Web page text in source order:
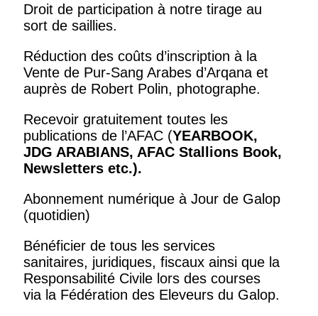
Droit de participation à notre tirage au
sort de saillies.
Réduction des coûts d’inscription à la
Vente de Pur-Sang Arabes d’Arqana et
auprès de Robert Polin, photographe.
Recevoir gratuitement toutes les
publications de l’AFAC (YEARBOOK,
JDG ARABIANS, AFAC Stallions Book,
Newsletters etc.).
Abonnement numérique à Jour de Galop
(quotidien)
Bénéficier de tous les services
sanitaires, juridiques, fiscaux ainsi que la
Responsabilité Civile lors des courses
via la Fédération des Eleveurs du Galop.